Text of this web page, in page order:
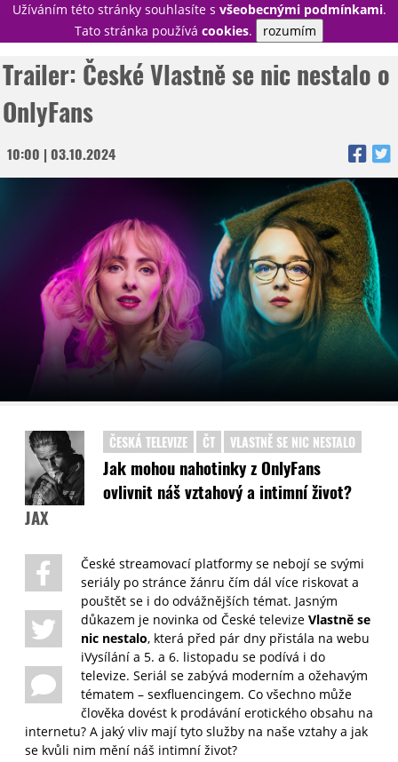
Užíváním této stránky souhlasíte s všeobecnými podmínkami.
Tato stránka používá cookies. rozumím
PŘIHLÁSIT
NOVINKY
TÉMATA
RECENZE
EPIZODY
KULT
DISKUZE
STATISTIKY
TIRÁŽ
Trailer: České Vlastně se nic nestalo o
OnlyFans
10:00 | 03.10.2024
JAX
ČESKÁ TELEVIZE ČT VLASTNĚ SE NIC NESTALO
Jak mohou nahotinky z OnlyFans
ovlivnit náš vztahový a intimní život?
České streamovací platformy se nebojí se svými
seriály po stránce žánru čím dál více riskovat a
pouštět se i do odvážnějších témat. Jasným
důkazem je novinka od České televize Vlastně se
nic nestalo, která před pár dny přistála na webu
iVysílání a 5. a 6. listopadu se podívá i do
televize. Seriál se zabývá moderním a ožehavým
tématem – sexfluencingem. Co všechno může
člověka dovést k prodávání erotického obsahu na
internetu? A jaký vliv mají tyto služby na naše vztahy a jak
se kvůli nim mění náš intimní život?